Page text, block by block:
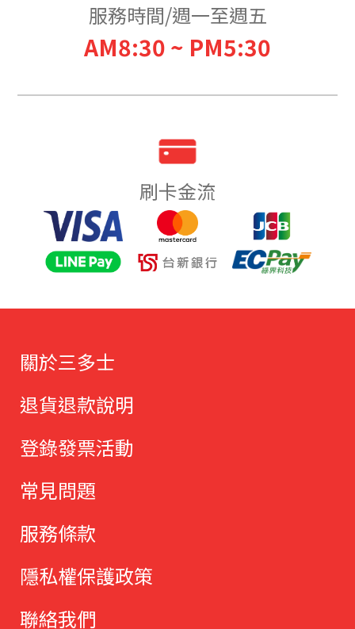
服務時間/週一至週五
AM8:30 ~ PM5:30
刷卡金流
關於三多士
退貨退款說明
登錄發票活動
常見問題
服務條款
隱私權保護政策
聯絡我們